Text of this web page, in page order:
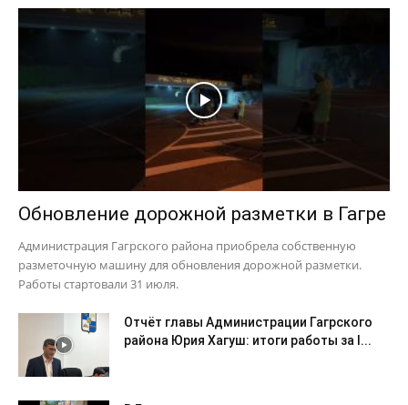
Обновление дорожной разметки в Гагре
Администрация Гагрского района приобрела собственную
разметочную машину для обновления дорожной разметки.
Работы стартовали 31 июля.
Отчёт главы Администрации Гагрского
района Юрия Хагуш: итоги работы за I...